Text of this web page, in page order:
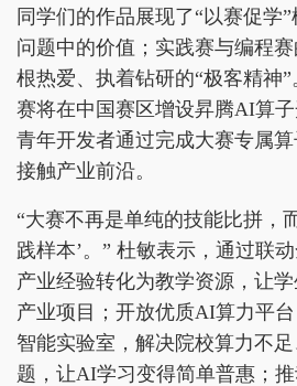
同学们的作品展现了“以赛促学
问题中的价值；实践赛与编程
根热爱、执着钻研的“极客精神
赛将在中国赛区增设昇腾AI算
青年开发者通过完成大赛专属
接触产业前沿。
“大赛不再是单纯的技能比拼，
践样本’。” 杜敏表示，通过联
产业经验转化为教学资源，让
产业项目；开放优质AI算力平
智能实验室，解决院校算力不
题，让AI学习变得简单普惠；